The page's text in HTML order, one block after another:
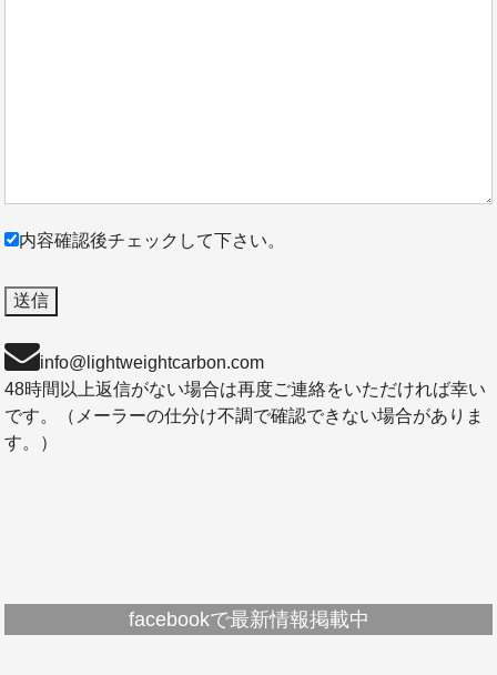
内容確認後チェックして下さい。
info@lightweightcarbon.com
48時間以上返信がない場合は再度ご連絡をいただければ幸い
です。（メーラーの仕分け不調で確認できない場合がありま
す。）
facebookで最新情報掲載中